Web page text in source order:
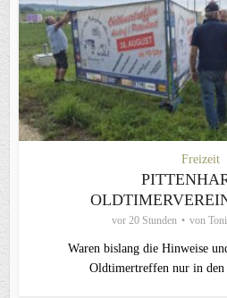
Freizeit
vor 20 Stunden von
Waren bislang die Hinweise
Oldtimertreffen nur in den